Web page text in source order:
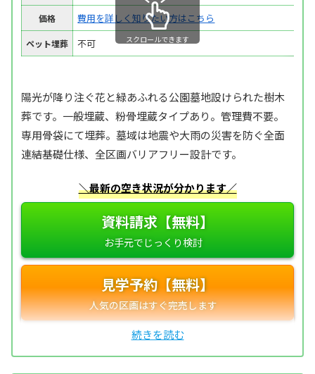
価格 費用を詳しく知りたい方はこちら
ペット埋葬 不可 スクロールできます
陽光が降り注ぐ花と緑あふれる公園墓地設けられた樹木
葬です。一般埋蔵、粉骨埋蔵タイプあり。管理費不要。
専用骨袋にて埋葬。墓域は地震や大雨の災害を防ぐ全面
連結基礎仕様、全区画バリアフリー設計です。
＼最新の空き状況が分かります／
資料請求【無料】
見学予約【無料】